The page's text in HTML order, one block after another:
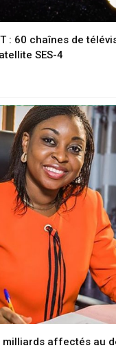
: 60 chaînes de
SES-4
milliards affectés au